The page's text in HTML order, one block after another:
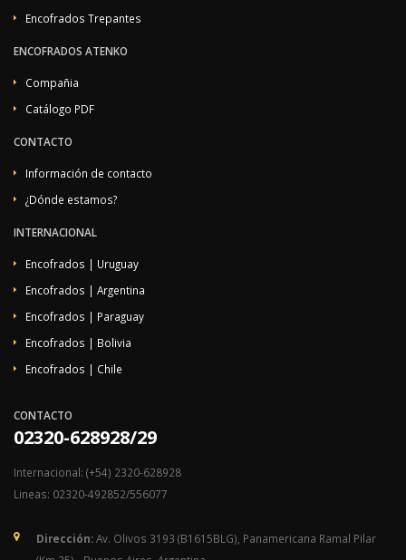
Encofrados Trepantes
ENCOFRADOS ATENKO
Compañia
Catálogo PDF
CONTACTO
Información de contacto
¿Dónde estamos?
INTERNACIONAL
Encofrados | Uruguay
Encofrados | Argentina
Encofrados | Paraguay
Encofrados | Bolivia
Encofrados | Chile
CONTACTO
02320-628928/29
Internacional: (+54) 2320-628928
Lineas: 02320-492852/556077
Dirección:Av. Olivos 3193 (B1615BLG), Panamericana Ramal Pilar